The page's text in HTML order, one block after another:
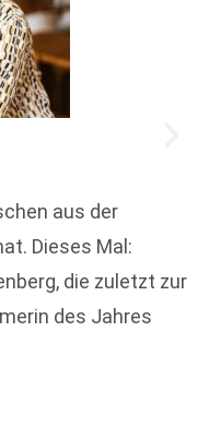
aus der
Dieses Mal:
die zuletzt zur
des Jahres